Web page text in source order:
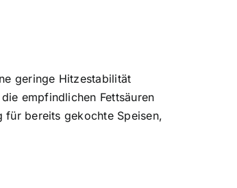
geringe Hitzestabilität
empfindlichen Fettsäuren
bereits gekochte Speisen,